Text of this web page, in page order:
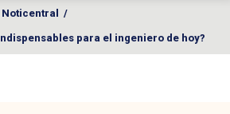
Noticentral /
para el ingeniero de hoy?